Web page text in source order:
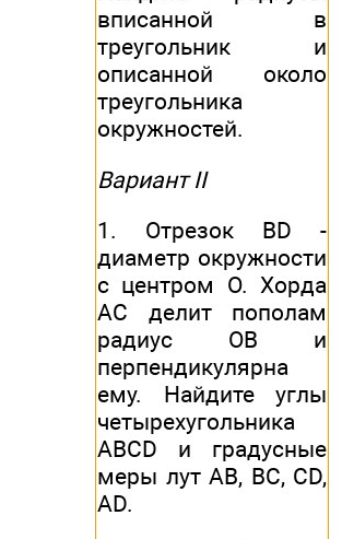
вписанной в
треугольник и
описанной около
треугольника
окружностей.
Вариант II
1. Отрезок BD -
диаметр окружности
с центром О. Хорда
АС делит пополам
радиус ОВ и
перпендикулярна
ему. Найдите углы
четырехугольника
ABCD и градусные
меры лут АВ, ВС, CD,
AD.